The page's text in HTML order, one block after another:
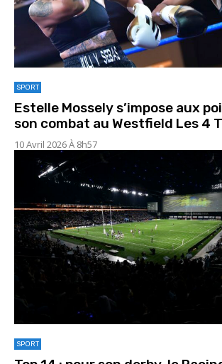
SPORT
Estelle Mossely s’impose aux
son combat au Westfield Les 4
10 Avril 2026 À 8h57
SPORT